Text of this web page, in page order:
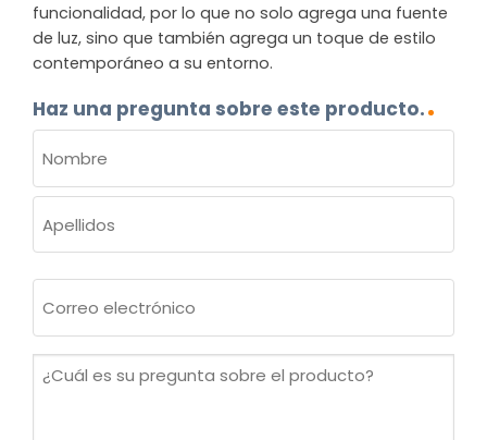
funcionalidad, por lo que no solo agrega una fuente
de luz, sino que también agrega un toque de estilo
contemporáneo a su entorno.
Haz una pregunta sobre este producto.
(OBLIGATORIO)
Nombre
electrónico
¿Cuál